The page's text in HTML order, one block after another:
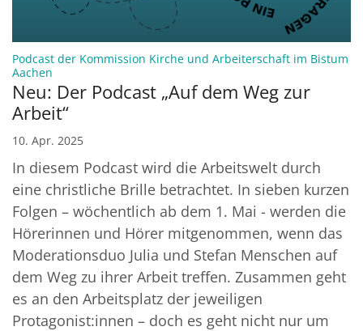
Podcast der Kommission Kirche und Arbeiterschaft im Bistum
Aachen
Neu: Der Podcast „Auf dem Weg zur
Arbeit“
10. Apr. 2025
In diesem Podcast wird die Arbeitswelt durch
eine christliche Brille betrachtet. In sieben kurzen
Folgen – wöchentlich ab dem 1. Mai - werden die
Hörerinnen und Hörer mitgenommen, wenn das
Moderationsduo Julia und Stefan Menschen auf
dem Weg zu ihrer Arbeit treffen. Zusammen geht
es an den Arbeitsplatz der jeweiligen
Protagonist:innen – doch es geht nicht nur um